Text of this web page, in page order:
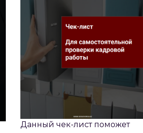
Данный чек-лист поможет